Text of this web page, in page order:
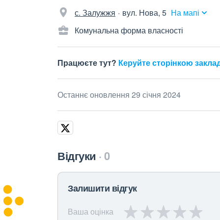
с. Залужжя вул. Нова, 5 На мапі
Комунальна форма власності
Працюєте тут? Керуйте сторінкою
Останнє оновлення 29 січня 2024
Відгуки 0
Залишити відгук
Ваша оцінка